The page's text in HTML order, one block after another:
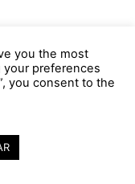
you the most
your preferences
you consent to the